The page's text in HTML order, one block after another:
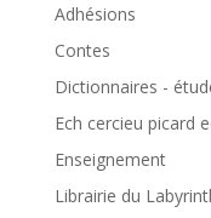
Adhésions
Contes
Dictionnaires -
Ech cercieu picard
Enseignement
Librairie du